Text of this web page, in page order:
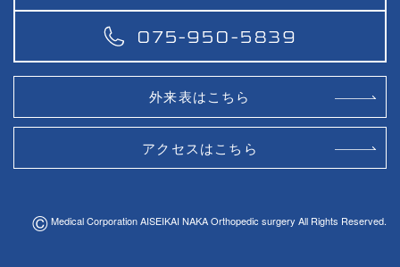
075-950-5839
外来表はこちら
アクセスはこちら
©Medical Corporation AISEIKAI NAKA Orthopedic surgery All Rights Reserved.